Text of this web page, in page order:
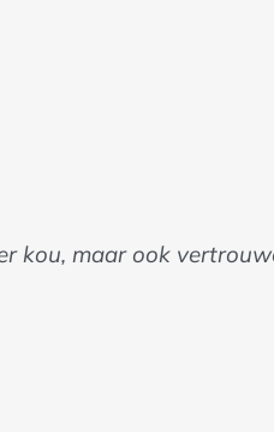
kou, maar ook